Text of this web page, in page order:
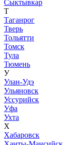
Сыктывкар
Т
Таганрог
Тверь
Тольятти
Томск
Тула
Тюмень
У
Улан-Удэ
Ульяновск
Уссурийск
Уфа
Ухта
Х
Хабаровск